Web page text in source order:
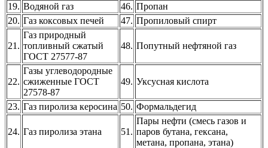
19. Водяной газ 46. Пропан
20. Газ коксовых печей 47. Пропиловый спирт
21.
Газ природный
топливный сжатый
ГОСТ 27577-87
48. Попутный нефтяной газ
22.
Газы углеводородные
сжиженные ГОСТ
27578-87
49. Уксусная кислота
23. Газ пиролиза керосина 50. Формальдегид
24. Газ пиролиза этана 51.
Пары нефти (смесь газов и
паров бутана, гексана,
метана, пропана, этана)